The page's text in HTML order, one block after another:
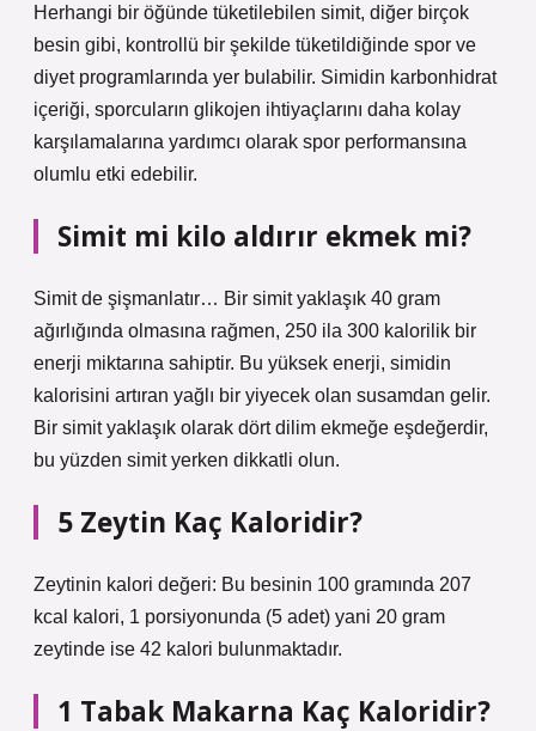
Herhangi bir öğünde tüketilebilen simit, diğer birçok
besin gibi, kontrollü bir şekilde tüketildiğinde spor ve
diyet programlarında yer bulabilir. Simidin karbonhidrat
içeriği, sporcuların glikojen ihtiyaçlarını daha kolay
karşılamalarına yardımcı olarak spor performansına
olumlu etki edebilir.
Simit mi kilo aldırır ekmek mi?
Simit de şişmanlatır… Bir simit yaklaşık 40 gram
ağırlığında olmasına rağmen, 250 ila 300 kalorilik bir
enerji miktarına sahiptir. Bu yüksek enerji, simidin
kalorisini artıran yağlı bir yiyecek olan susamdan gelir.
Bir simit yaklaşık olarak dört dilim ekmeğe eşdeğerdir,
bu yüzden simit yerken dikkatli olun.
5 Zeytin Kaç Kaloridir?
Zeytinin kalori değeri: Bu besinin 100 gramında 207
kcal kalori, 1 porsiyonunda (5 adet) yani 20 gram
zeytinde ise 42 kalori bulunmaktadır.
1 Tabak Makarna Kaç Kaloridir?